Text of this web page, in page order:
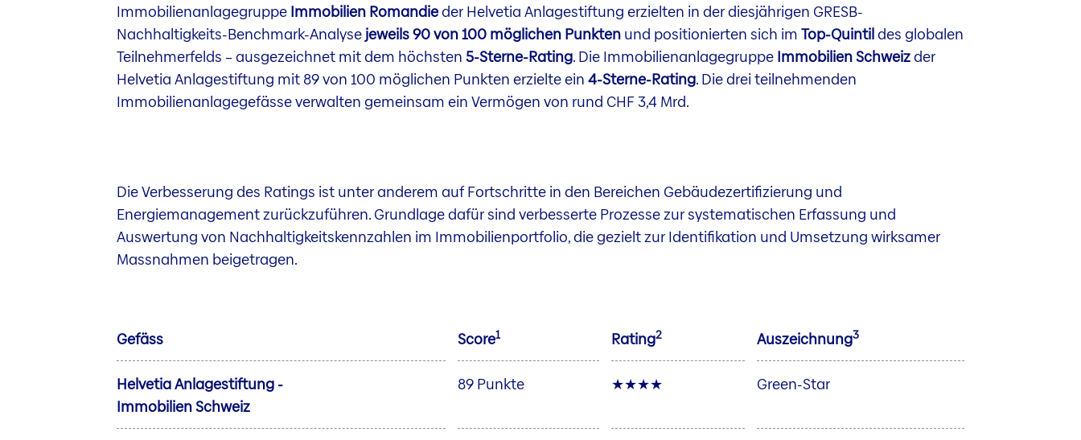
Immobilienanlagegruppe Immobilien Romandieder Helvetia Anlagestiftung erzielten in der diesjährigen GRESB-
Nachhaltigkeits-Benchmark-Analyse jeweils 90 von 100 möglichen Punktenund positionierten sich im Top-Quintildes globalen
Teilnehmerfelds – ausgezeichnet mit dem höchsten 5-Sterne-Rating. Die ImmobilienanlagegruppeImmobilien Schweizder
Helvetia Anlagestiftung mit 89 von 100 möglichen Punkten erzielte ein 4-Sterne-Rating. Die drei teilnehmenden
Immobilienanlagegefässe verwalten gemeinsam ein Vermögen von rund CHF 3,4 Mrd.
Die Verbesserung des Ratings ist unter anderem auf Fortschritte in den Bereichen Gebäudezertifizierung und
Energiemanagement zurückzuführen. Grundlage dafür sind verbesserte Prozesse zur systematischen Erfassung und
Auswertung von Nachhaltigkeitskennzahlen im Immobilienportfolio, die gezielt zur Identifikation und Umsetzung wirksamer
Massnahmen beigetragen.
Gefäss Score1 Rating2 Auszeichnung3
Helvetia Anlagestiftung -
Immobilien Schweiz
89 Punkte ★★★★ Green-Star